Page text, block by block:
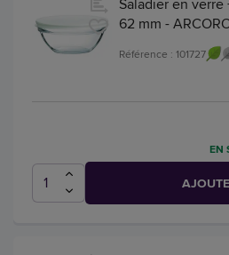
62 mm -
Référence : 101727
EN